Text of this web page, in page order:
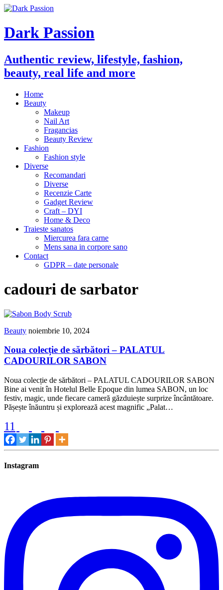
Dark Passion
Authentic review, lifestyle, fashion,
beauty, real life and more
Home
Beauty
Makeup
Nail Art
Fragancias
Beauty Review
Fashion
Fashion style
Diverse
Recomandari
Diverse
Recenzie Carte
Gadget Review
Craft – DYI
Home & Deco
Traieste sanatos
Miercurea fara carne
Mens sana in corpore sano
Contact
GDPR – date personale
cadouri de sarbator
Beauty noiembrie 10, 2024
Noua colecție de sărbători – PALATUL
CADOURILOR SABON
Noua colecție de sărbători – PALATUL CADOURILOR SABON
Bine ai venit în Hotelul Belle Epoque din lumea SABON, un loc
festiv, magic, unde fiecare cameră găzduiește surprize încântătoare.
Pășește înăuntru și explorează acest magnific „Palat…
11
Instagram